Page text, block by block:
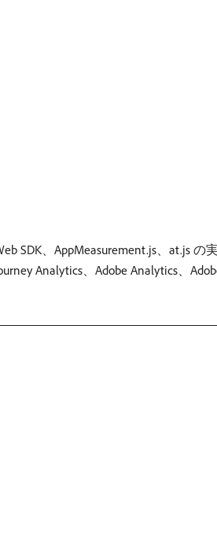
SDK、AppMeasurement.js、at.js
Analytics、Adobe Analytics、